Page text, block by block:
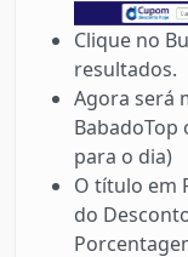
Clique no
resultados.
Agora será
BabadoTop
para o dia)
O título em
do